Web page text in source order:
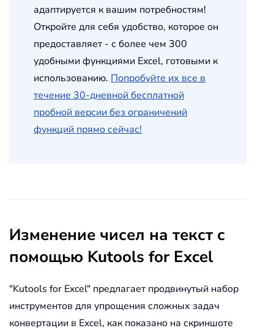
адаптируется к вашим потребностям!
Откройте для себя удобство, которое он
предоставляет - с более чем 300
удобными функциями Excel, готовыми к
использованию. Попробуйте их все в
течение 30-дневной бесплатной
пробной версии без ограничений
функций прямо сейчас!
Изменение чисел на текст с
помощью Kutools for Excel
"Kutools for Excel" предлагает продвинутый набор
инструментов для упрощения сложных задач
конвертации в Excel, как показано на скриншоте